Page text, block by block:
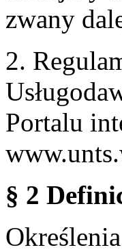
zwany
2.
Portalu
§ 2